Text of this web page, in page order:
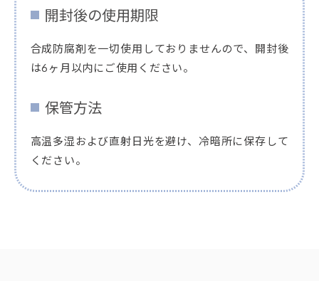
開封後の使用期限
合成防腐剤を一切使用しておりませんので、開封後
は6ヶ月以内にご使用ください。
保管方法
高温多湿および直射日光を避け、冷暗所に保存して
ください。